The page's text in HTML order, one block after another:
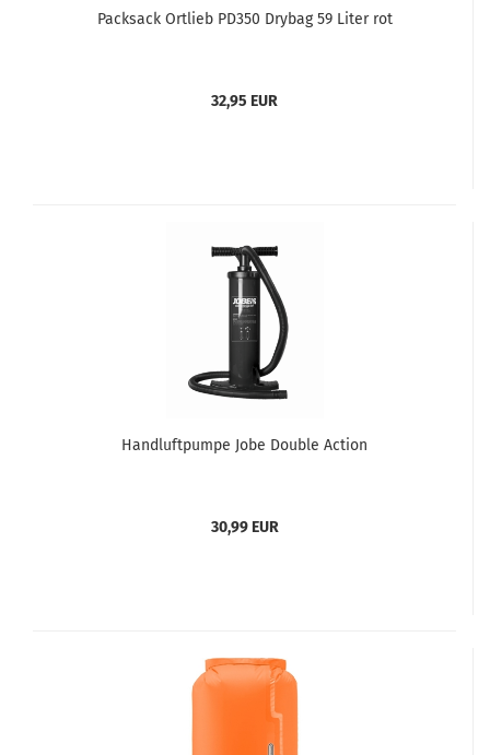
Packsack Ortlieb PD350 Drybag 59 Liter rot
32,95 EUR
Handluftpumpe Jobe Double Action
30,99 EUR